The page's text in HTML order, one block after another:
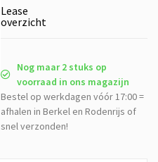
Lease
overzicht
Nog maar 2 stuks op
voorraad in ons magazijn
Bestel op werkdagen vóór 17:00 =
afhalen in Berkel en Rodenrijs of
snel verzonden!